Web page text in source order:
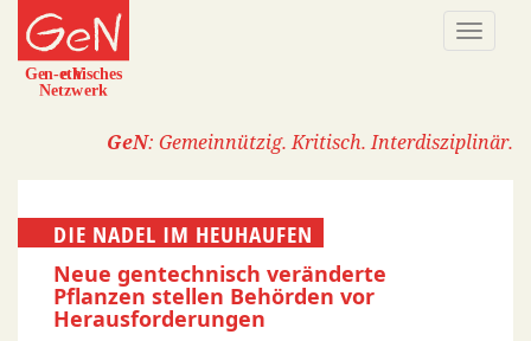
Direkt
zum
Inhalt
GeN: Gemeinnützig. Kritisch. Interdisziplinär.
DIE NADEL IM HEUHAUFEN
Neue gentechnisch veränderte
Pflanzen stellen Behörden vor
Herausforderungen